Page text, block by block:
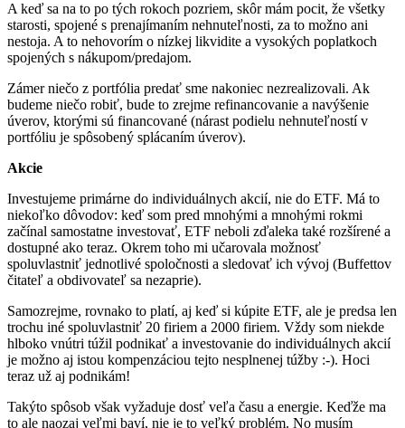
A keď sa na to po tých rokoch pozriem, skôr mám pocit, že všetky
starosti, spojené s prenajímaním nehnuteľnosti, za to možno ani
nestoja. A to nehovorím o nízkej likvidite a vysokých poplatkoch
spojených s nákupom/predajom.
Zámer niečo z portfólia predať sme nakoniec nezrealizovali. Ak
budeme niečo robiť, bude to zrejme refinancovanie a navýšenie
úverov, ktorými sú financované (nárast podielu nehnuteľností v
portfóliu je spôsobený splácaním úverov).
Akcie
Investujeme primárne do individuálnych akcií, nie do ETF. Má to
niekoľko dôvodov: keď som pred mnohými a mnohými rokmi
začínal samostatne investovať, ETF neboli zďaleka také rozšírené a
dostupné ako teraz. Okrem toho mi učarovala možnosť
spoluvlastniť jednotlivé spoločnosti a sledovať ich vývoj (Buffettov
čitateľ a obdivovateľ sa nezaprie).
Samozrejme, rovnako to platí, aj keď si kúpite ETF, ale je predsa len
trochu iné spoluvlastniť 20 firiem a 2000 firiem. Vždy som niekde
hlboko vnútri túžil podnikať a investovanie do individuálnych akcií
je možno aj istou kompenzáciou tejto nesplnenej túžby :-). Hoci
teraz už aj podnikám!
Takýto spôsob však vyžaduje dosť veľa času a energie. Keďže ma
to ale naozaj veľmi baví, nie je to veľký problém. No musím